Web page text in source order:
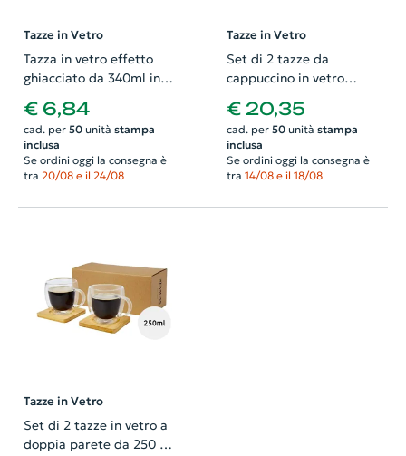
Tazze in Vetro
Tazza in vetro effetto
ghiacciato da 340ml in
€ 6,84
cad. per 50unità stampa
inclusa
Se ordini oggi la consegna è
tra 20/08 e il 24/08
Tazze in Vetro
Set di 2 tazze da
cappuccino in vetro
€ 20,35
cad. per 50unità stampa
inclusa
Se ordini oggi la consegna è
tra 14/08 e il 18/08
Tazze in Vetro
Set di 2 tazze in vetro a
doppia parete da 250 ml